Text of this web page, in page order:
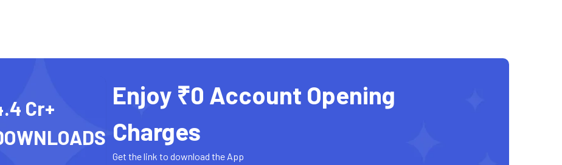
Cr+
Enjoy ₹0 Account Opening
Charges
Get the link to download the App